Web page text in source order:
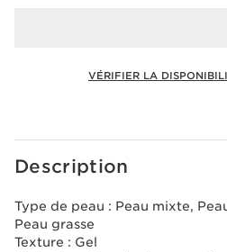
VÉRIFIER LA
Description
Type de peau : Peau mixte,
Peau grasse
Texture : Gel